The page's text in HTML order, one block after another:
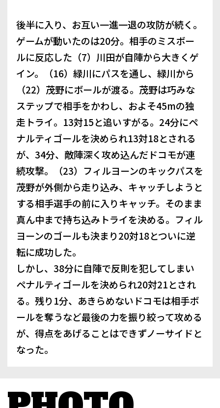
後半に入り、お互い一進一退の攻防が続く。
ゲームが動いたのは20分。相手のミスボー
ルに反応した（7）川田が自陣から大きくゲ
イン。（16）緑川にパスを通し、緑川から
（22）茂野にボールが渡る。茂野は巧みな
ステップで相手をかわし、およそ45mの独
走トライ。13対15と追いすがる。24分にペ
ナルティゴールを決められ13対18とされる
が、34分、敵陣深く攻め込んだドコモが連
続攻撃。（23）フィルヨーンのキックパスを
茂野が外側から走り込み、キャッチしようと
する相手選手の前に入りキャッチ。そのまま
真ん中まで持ち込みトライを決める。フィル
ヨーンのゴールも決まり20対18とついに逆
転に成功した。
しかし、38分に自陣で反則を犯してしまい
ペナルティゴールを決められ20対21とされ
る。残り1分、あきらめないドコモは相手ボ
ールを奪うなど最後の力を振り絞って攻める
が、得点をあげることはできずノーサイドと
なった。